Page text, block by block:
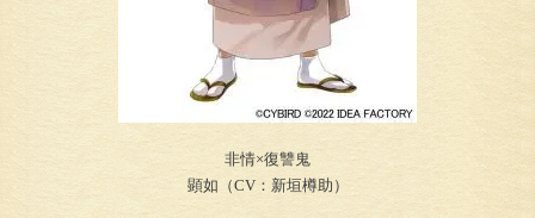
非情×復讐鬼
顕如（CV：新垣樽助）